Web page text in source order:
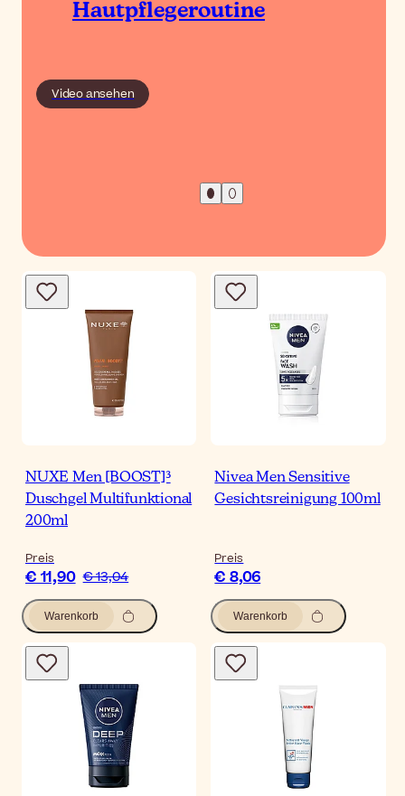
Hautpflegeroutine
Video ansehen
NUXE Men [BOOST]³
Duschgel Multifunktional
200ml
Preis
€ 11,90 € 13,04
Warenkorb
Nivea Men Sensitive
Gesichtsreinigung 100ml
Preis
€ 8,06
Warenkorb